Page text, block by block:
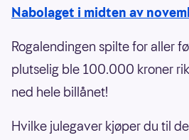
Nabolaget i midten av
Rogalendingen spilte for aller
plutselig ble 100.000 kroner
ned hele billånet!
Hvilke julegaver kjøper du til